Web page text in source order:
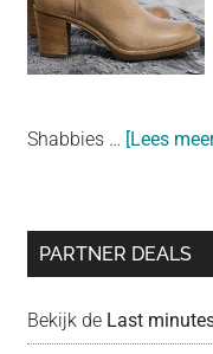
een
trendy
Shabbies … [Lees
PARTNER DEALS
Bekijk de Last